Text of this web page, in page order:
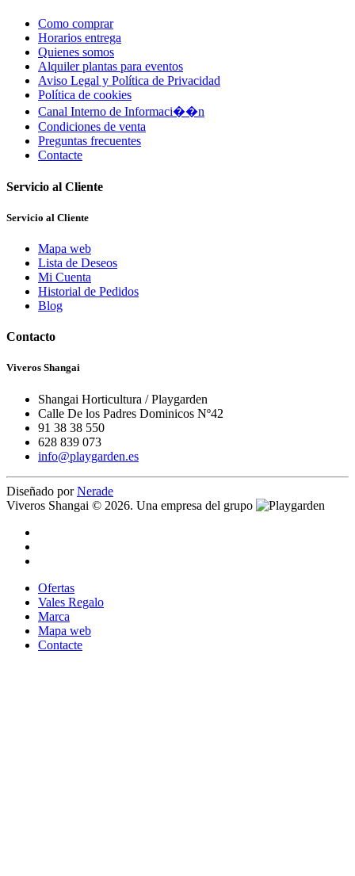
Como comprar
Horarios entrega
Quienes somos
Alquiler plantas para eventos
Aviso Legal y Política de Privacidad
Política de cookies
Canal Interno de Informaci��n
Condiciones de venta
Preguntas frecuentes
Contacte
Servicio al Cliente
Servicio al Cliente
Mapa web
Lista de Deseos
Mi Cuenta
Historial de Pedidos
Blog
Contacto
Viveros Shangai
Shangai Horticultura / Playgarden
Calle De los Padres Dominicos Nº42
91 38 38 550
628 839 073
info@playgarden.es
Diseñado porNerade
Viveros Shangai © 2026. Una empresa del grupo
Ofertas
Vales Regalo
Marca
Mapa web
Contacte